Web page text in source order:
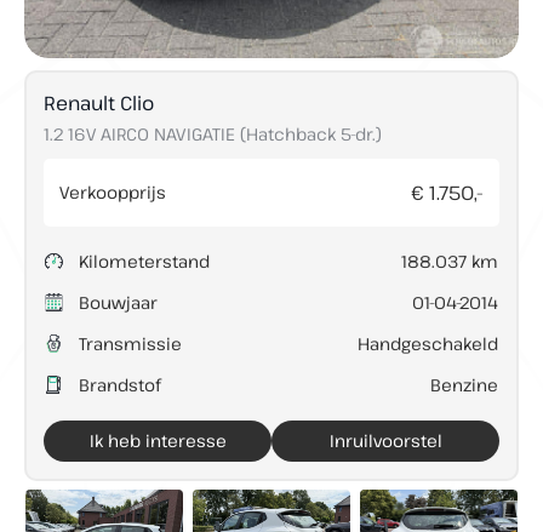
Direct contact
Contact
info@lunenburgautos.nl
Adres
Sassenheimseweg 64
Openingstijden
Ma t/m Vr:
08:00 - 17:00
Zaterdag:
09:00 - 12:00
Zondag:
Gesloten
Renault Clio
1.2 16V AIRCO NAVIGATIE (Hatchback 5-dr.)
Verkoopprijs € 1.750,-
Kilometerstand
188.037 km
Bouwjaar
01-04-2014
Transmissie
Handgeschakeld
Brandstof
Benzine
Ik heb interesse Inruilvoorstel